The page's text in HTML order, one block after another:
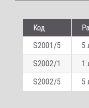
Код
S2001/5
5
S2002/1
1
S2002/5
5